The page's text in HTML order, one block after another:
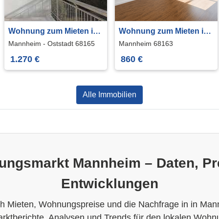
Wohnung zum Mieten in
Mannheim - Oststadt
1.270 € 106 m²
Mannheim - Oststadt 68165
1.270 €
Wohnung zum Mieten in
Mannheim 860 € 87 m²
Mannheim 68163
860 €
Alle Immobilien
Mannheim – Daten,
Entwicklungen
Mieten, Wohnungspreise und die Nachfrage in in